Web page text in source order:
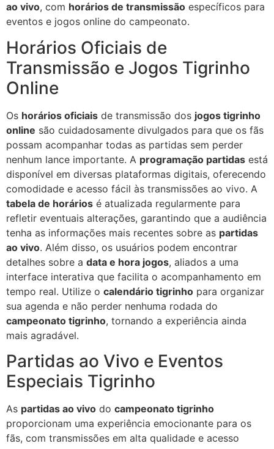
ao vivo, com horários de transmissão específicos para
eventos e jogos online do campeonato.
Horários Oficiais de
Transmissão e Jogos Tigrinho
Online
Os horários oficiais de transmissão dos jogos tigrinho
online são cuidadosamente divulgados para que os fãs
possam acompanhar todas as partidas sem perder
nenhum lance importante. A programação partidas está
disponível em diversas plataformas digitais, oferecendo
comodidade e acesso fácil às transmissões ao vivo. A
tabela de horários é atualizada regularmente para
refletir eventuais alterações, garantindo que a audiência
tenha as informações mais recentes sobre as partidas
ao vivo. Além disso, os usuários podem encontrar
detalhes sobre a data e hora jogos, aliados a uma
interface interativa que facilita o acompanhamento em
tempo real. Utilize o calendário tigrinho para organizar
sua agenda e não perder nenhuma rodada do
campeonato tigrinho, tornando a experiência ainda
mais agradável.
Partidas ao Vivo e Eventos
Especiais Tigrinho
As partidas ao vivo do campeonato tigrinho
proporcionam uma experiência emocionante para os
fãs, com transmissões em alta qualidade e acesso